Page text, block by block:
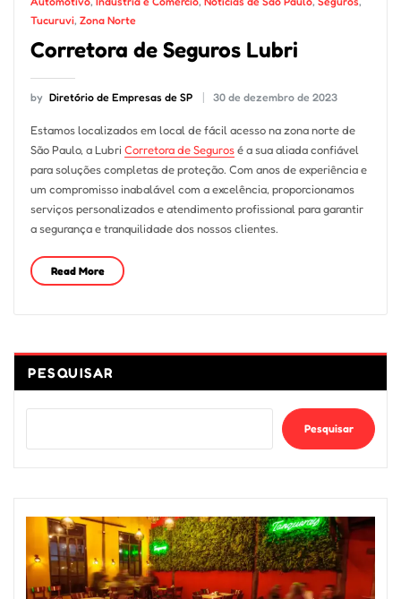
Tucuruvi, Zona Norte
Corretora de Seguros Lubri
by Diretório de Empresas de SP 30 de dezembro de 2023
Estamos localizados em local de fácil acesso na zona norte de
São Paulo, a Lubri Corretora de Segurosé a sua aliada confiável
para soluções completas de proteção. Com anos de experiência e
um compromisso inabalável com a excelência, proporcionamos
serviços personalizados e atendimento profissional para garantir
a segurança e tranquilidade dos nossos clientes.
Read More
PESQUISAR
Pesquisar